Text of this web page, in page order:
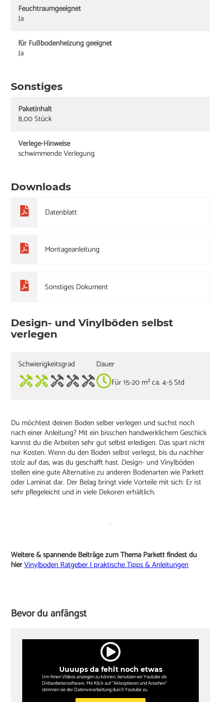
Feuchtraumgeeignet
Ja
für Fußbodenheizung geeignet
Ja
Sonstiges
Paketinhalt
8,00 Stück
Verlege-Hinweise
schwimmende Verlegung
Downloads
Datenblatt
Montageanleitung
Sonstiges Dokument
Design- und Vinylböden selbst
verlegen
Schwierigkeitsgrad
Dauer
Für 15-20 m² ca. 4-5 Std
Du möchtest deinen Boden selber verlegen und suchst noch
nach einer Anleitung? Mit ein bisschen handwerklichem Geschick
kannst du die Arbeiten sehr gut selbst erledigen. Das spart nicht
nur Kosten. Wenn du den Boden selbst verlegst, bis du nachher
stolz auf das, was du geschafft hast. Design- und Vinylböden
stellen eine gute Alternative zu anderen Bodenarten wie Parkett
oder Laminat dar. Der Belag bringt viele Vorteile mit sich: Er ist
sehr pflegeleicht und in viele Dekoren erhältlich.
Weitere & spannende Beiträge zum Thema Parkett findest du
hierVinylboden Ratgeber | praktische Tipps & Anleitungen
Bevor du anfängst
Uuuups da fehlt noch etwas
Um ihnen Videos anzeigen zu können, benutzen wir Youtube als
Drittanbietersoftware. Mit Klick auf "Aktezptieren und Ansehen"
stimmen sie der Datenverarbeitung durch Youtube zu.